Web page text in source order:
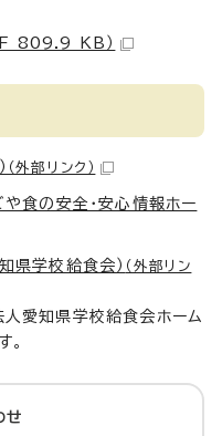
809.9 KB）
（外部リンク）
や食の安全・安心情報ホー
県学校給食会） （外部リン
愛知県学校給食会ホーム
。
せ